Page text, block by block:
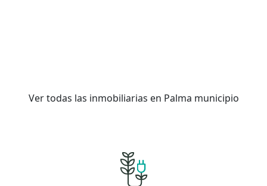
Ver todas las inmobiliarias en Palma municipio